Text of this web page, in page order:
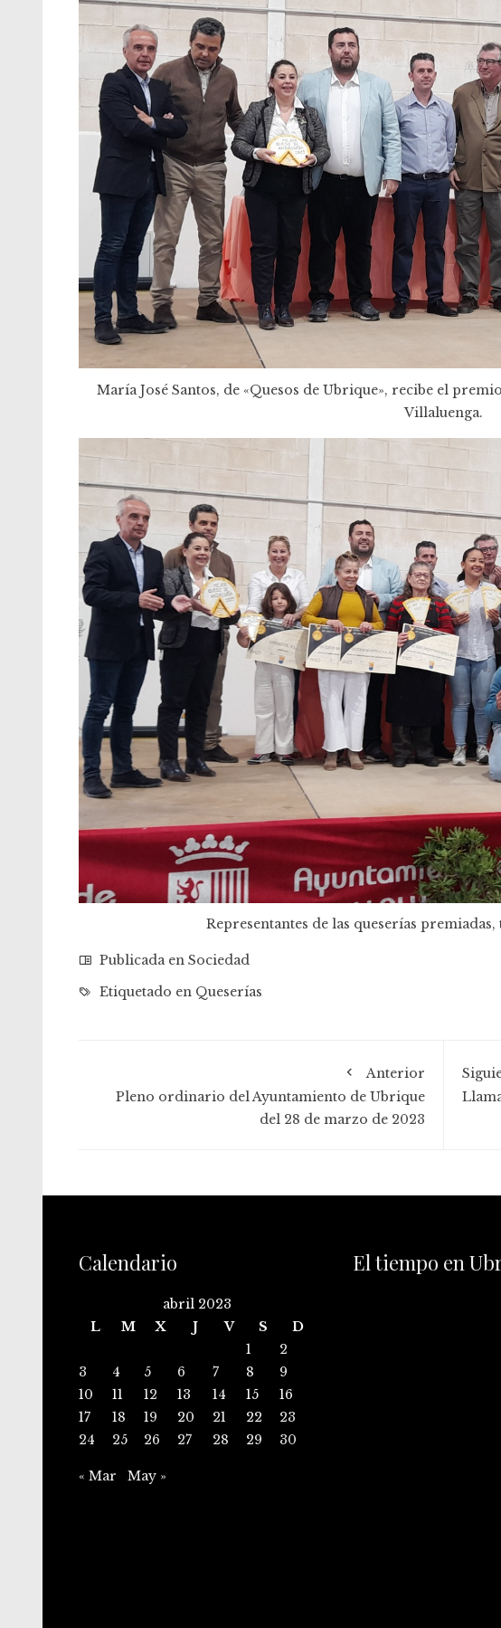
María José Santos, de «Quesos de Ubrique», recibe el
Villaluenga.
Representantes de las queserías
Publicada en Sociedad
Etiquetado en Queserías
Anterior
Pleno ordinario del Ayuntamiento de Ubrique
del 28 de marzo de 2023
Calendario
abril 2023
L
M X J V S
D
1
2
3
4 5 6 7 8
9
10
11 12 13 14 15
16
17
18 19 20 21 22
23
24
25 26 27 28 29 30
« Mar May »
El tiempo en